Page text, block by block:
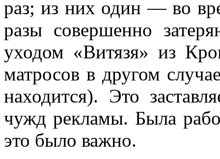
раз; из них один — во
разы со­вершенно
уходом «Витязя» из
матросов в другом
находится). Это
чужд рекламы. Была
это было важно.